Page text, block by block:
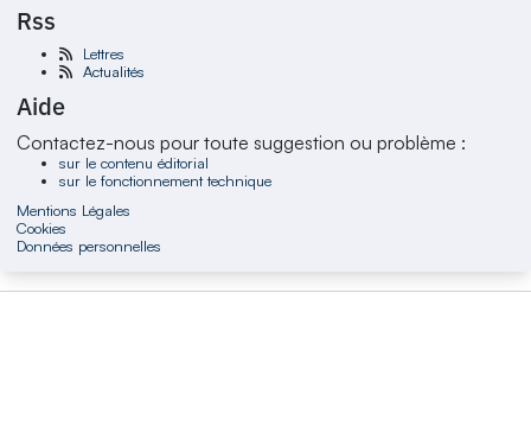
Rss
Lettres
Actualités
Aide
Contactez-nous pour toute suggestion ou problème :
sur le contenu éditorial
sur le fonctionnement technique
Mentions Légales
Cookies
Données personnelles